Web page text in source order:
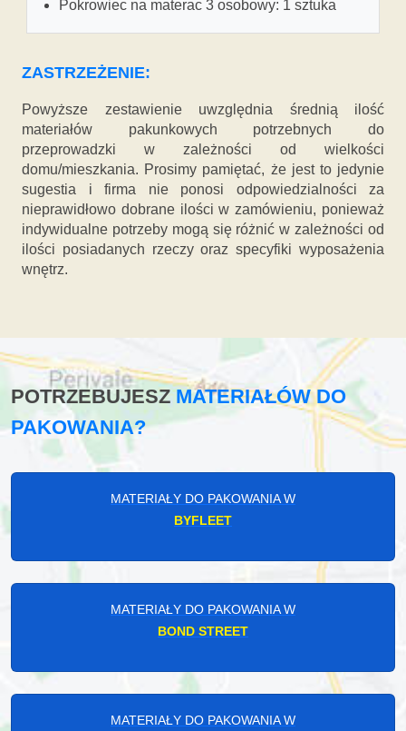
Pokrowiec na materac 3 osobowy: 1 sztuka
ZASTRZEŻENIE:
Powyższe zestawienie uwzględnia średnią ilość
materiałów pakunkowych potrzebnych do
przeprowadzki w zależności od wielkości
domu/mieszkania. Prosimy pamiętać, że jest to jedynie
sugestia i firma nie ponosi odpowiedzialności za
nieprawidłowo dobrane ilości w zamówieniu, ponieważ
indywidualne potrzeby mogą się różnić w zależności od
ilości posiadanych rzeczy oraz specyfiki wyposażenia
wnętrz.
POTRZEBUJESZMATERIAŁÓW DO
PAKOWANIA?
MATERIAŁY DO PAKOWANIA W
BYFLEET
MATERIAŁY DO PAKOWANIA W
BOND STREET
MATERIAŁY DO PAKOWANIA W